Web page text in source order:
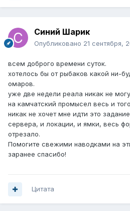
Синий Шарик
Опубликовано 21 сентября,
всем доброго времени суток.
хотелось бы от рыбаков какой ни-
омаров.
уже две недели реала никак не
на камчатский промысел весь и
никак не хочет мне идти это
сервера, и локации, и ямки, весь
отрезало.
Помогите свежими наводками на
заранее спасибо!
Цитата